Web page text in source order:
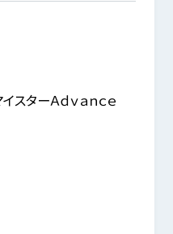
ターＡｄｖａｎｃｅ